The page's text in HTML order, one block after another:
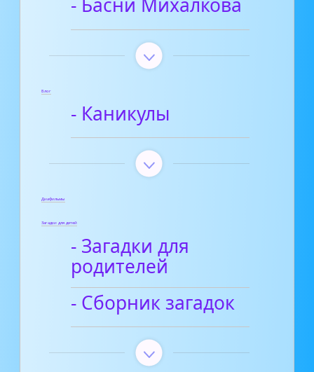
- Басни Михалкова
Блог
- Каникулы
Диафильмы
Загадки для детей
- Загадки для
родителей
- Сборник загадок